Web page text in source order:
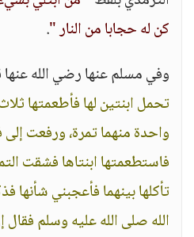
كن له حجابا من النار ".
وفي مسلم عنها رضي الله عنها
تحمل ابنتين لها فأطعمتها
واحدة منهما تمرة، ورفعت إلى
فاستطعمتها ابنتاها فشقت
تأكلها بينهما فأعجبني
الله صلى الله عليه وسلم فقال